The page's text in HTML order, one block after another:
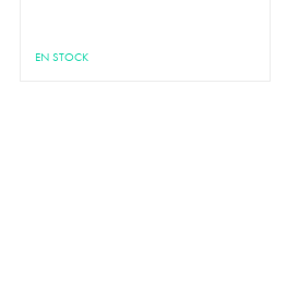
EN STOCK